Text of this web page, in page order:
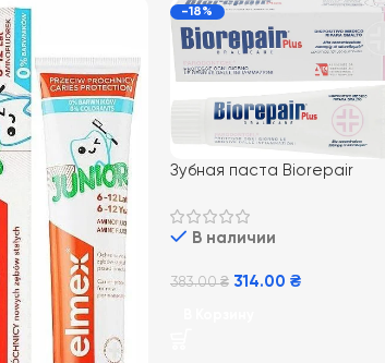
-18%
Зубная паста Biorepair
чувствительных десен 75 мл
В наличии
383.00₴ 314.00 ₴